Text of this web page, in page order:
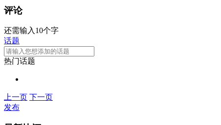
评论
还需输入10个字
话题
热门话题
上一页 下一页
发布